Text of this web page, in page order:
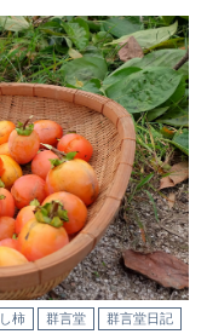
柿 群言堂
群言堂日記